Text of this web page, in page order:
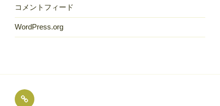
コメントフィード
WordPress.org
め